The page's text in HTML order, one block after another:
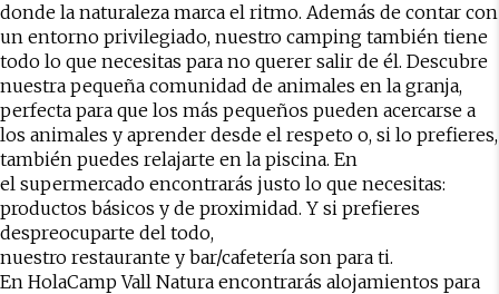
donde la naturaleza marca el ritmo. Además de contar con
un entorno privilegiado, nuestro camping también tiene
todo lo que necesitas para no querer salir de él. Descubre
nuestra pequeña comunidad de animales en la granja,
perfecta para que los más pequeños pueden acercarse a
los animales y aprender desde el respeto o, si lo prefieres,
también puedes relajarte en la piscina. En
el supermercado encontrarás justo lo que necesitas:
productos básicos y de proximidad. Y si prefieres
despreocuparte del todo,
nuestro restaurante y bar/cafetería son para ti.
En HolaCamp Vall Natura encontrarás alojamientos para